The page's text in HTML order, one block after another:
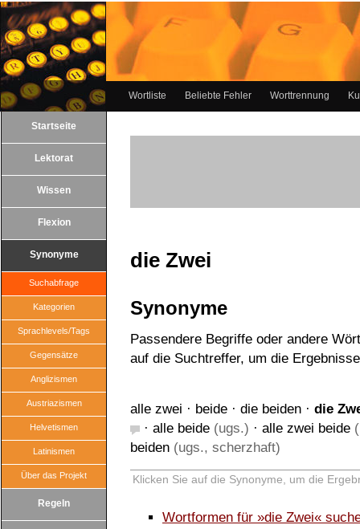
Wortliste Beliebte Fehler Worttrennung
Startseite
Lektorat
Wissen
Flexion
Synonyme
Suchabfrage
Kategorien
Sprachlevels/Tags
Gegensätze
Anglizismen
Austriazismen
Helvetismen
Latinismen
Über das Projekt
Regeln
die Zwei
Synonyme
Passendere Begriffe oder andere
auf die Suchtreffer, um die
alle zwei · beide · die beiden · die
· alle beide (ugs.) · alle zwei beide
beiden (ugs., scherzhaft)
Klicken Sie auf die Synonyme, um die
Wortformen für »die Zwei«